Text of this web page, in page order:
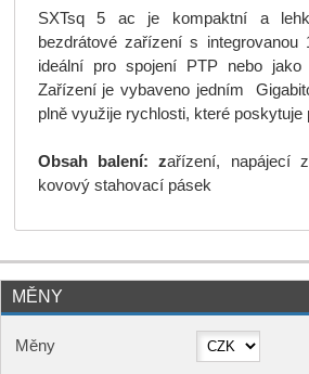
SXTsq 5 ac je kompaktní a
bezdrátové zařízení s integrovanou
ideální pro spojení PTP nebo jako
Zařízení je vybaveno jedním
plně využije rychlosti, které poskytuje
Obsah balení: zařízení, napájecí
kovový stahovací pásek
MĚNY
Měny